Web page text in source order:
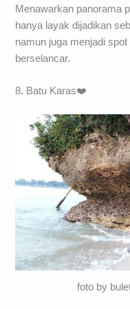
Menawarkan panorama
hanya layak dijadikan
namun juga menjadi
berselancar.
8. Batu Karas❤️
foto by